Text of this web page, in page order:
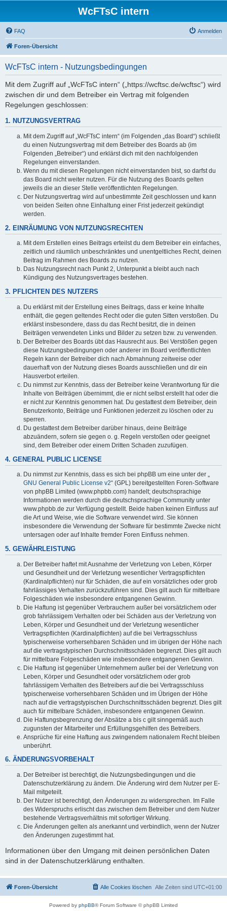
WcFTsC intern
FAQ Anmelden
Foren-Übersicht
WcFTsC intern - Nutzungsbedingungen
Mit dem Zugriff auf „WcFTsC intern“ („https://wcftsc.de/wcftsc“) wird
zwischen dir und dem Betreiber ein Vertrag mit folgenden
Regelungen geschlossen:
1. NUTZUNGSVERTRAG
Mit dem Zugriff auf „WcFTsC intern“ (im Folgenden „das Board“) schließt
du einen Nutzungsvertrag mit dem Betreiber des Boards ab (im
Folgenden „Betreiber“) und erklärst dich mit den nachfolgenden
Regelungen einverstanden.
Wenn du mit diesen Regelungen nicht einverstanden bist, so darfst du
das Board nicht weiter nutzen. Für die Nutzung des Boards gelten
jeweils die an dieser Stelle veröffentlichten Regelungen.
Der Nutzungsvertrag wird auf unbestimmte Zeit geschlossen und kann
von beiden Seiten ohne Einhaltung einer Frist jederzeit gekündigt
werden.
2. EINRÄUMUNG VON NUTZUNGSRECHTEN
Mit dem Erstellen eines Beitrags erteilst du dem Betreiber ein einfaches,
zeitlich und räumlich unbeschränktes und unentgeltliches Recht, deinen
Beitrag im Rahmen des Boards zu nutzen.
Das Nutzungsrecht nach Punkt 2, Unterpunkt a bleibt auch nach
Kündigung des Nutzungsvertrages bestehen.
3. PFLICHTEN DES NUTZERS
Du erklärst mit der Erstellung eines Beitrags, dass er keine Inhalte
enthält, die gegen geltendes Recht oder die guten Sitten verstoßen. Du
erklärst insbesondere, dass du das Recht besitzt, die in deinen
Beiträgen verwendeten Links und Bilder zu setzen bzw. zu verwenden.
Der Betreiber des Boards übt das Hausrecht aus. Bei Verstößen gegen
diese Nutzungsbedingungen oder anderer im Board veröffentlichten
Regeln kann der Betreiber dich nach Abmahnung zeitweise oder
dauerhaft von der Nutzung dieses Boards ausschließen und dir ein
Hausverbot erteilen.
Du nimmst zur Kenntnis, dass der Betreiber keine Verantwortung für die
Inhalte von Beiträgen übernimmt, die er nicht selbst erstellt hat oder die
er nicht zur Kenntnis genommen hat. Du gestattest dem Betreiber, dein
Benutzerkonto, Beiträge und Funktionen jederzeit zu löschen oder zu
sperren.
Du gestattest dem Betreiber darüber hinaus, deine Beiträge
abzuändern, sofern sie gegen o. g. Regeln verstoßen oder geeignet
sind, dem Betreiber oder einem Dritten Schaden zuzufügen.
4. GENERAL PUBLIC LICENSE
Du nimmst zur Kenntnis, dass es sich bei phpBB um eine unter der „
GNU General Public License v2“ (GPL) bereitgestellten Foren-Software
von phpBB Limited (www.phpbb.com) handelt; deutschsprachige
Informationen werden durch die deutschsprachige Community unter
www.phpbb.de zur Verfügung gestellt. Beide haben keinen Einfluss auf
die Art und Weise, wie die Software verwendet wird. Sie können
insbesondere die Verwendung der Software für bestimmte Zwecke nicht
untersagen oder auf Inhalte fremder Foren Einfluss nehmen.
5. GEWÄHRLEISTUNG
Der Betreiber haftet mit Ausnahme der Verletzung von Leben, Körper
und Gesundheit und der Verletzung wesentlicher Vertragspflichten
(Kardinalpflichten) nur für Schäden, die auf ein vorsätzliches oder grob
fahrlässiges Verhalten zurückzuführen sind. Dies gilt auch für mittelbare
Folgeschäden wie insbesondere entgangenen Gewinn.
Die Haftung ist gegenüber Verbrauchern außer bei vorsätzlichem oder
grob fahrlässigem Verhalten oder bei Schäden aus der Verletzung von
Leben, Körper und Gesundheit und der Verletzung wesentlicher
Vertragspflichten (Kardinalpflichten) auf die bei Vertragsschluss
typischerweise vorhersehbaren Schäden und im übrigen der Höhe nach
auf die vertragstypischen Durchschnittsschäden begrenzt. Dies gilt auch
für mittelbare Folgeschäden wie insbesondere entgangenen Gewinn.
Die Haftung ist gegenüber Unternehmern außer bei der Verletzung von
Leben, Körper und Gesundheit oder vorsätzlichem oder grob
fahrlässigem Verhalten des Betreibers auf die bei Vertragsschluss
typischerweise vorhersehbaren Schäden und im Übrigen der Höhe
nach auf die vertragstypischen Durchschnittsschäden begrenzt. Dies gilt
auch für mittelbare Schäden, insbesondere entgangenen Gewinn.
Die Haftungsbegrenzung der Absätze a bis c gilt sinngemäß auch
zugunsten der Mitarbeiter und Erfüllungsgehilfen des Betreibers.
Ansprüche für eine Haftung aus zwingendem nationalem Recht bleiben
unberührt.
6. ÄNDERUNGSVORBEHALT
Der Betreiber ist berechtigt, die Nutzungsbedingungen und die
Datenschutzerklärung zu ändern. Die Änderung wird dem Nutzer per E-
Mail mitgeteilt.
Der Nutzer ist berechtigt, den Änderungen zu widersprechen. Im Falle
des Widerspruchs erlischt das zwischen dem Betreiber und dem Nutzer
bestehende Vertragsverhältnis mit sofortiger Wirkung.
Die Änderungen gelten als anerkannt und verbindlich, wenn der Nutzer
den Änderungen zugestimmt hat.
Informationen über den Umgang mit deinen persönlichen Daten
sind in der Datenschutzerklärung enthalten.
Foren-Übersicht Alle Zeiten sind UTC+01:00
Alle Cookies löschen
Powered by phpBB® Forum Software © phpBB Limited